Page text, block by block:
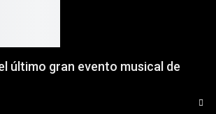
último gran evento musical de